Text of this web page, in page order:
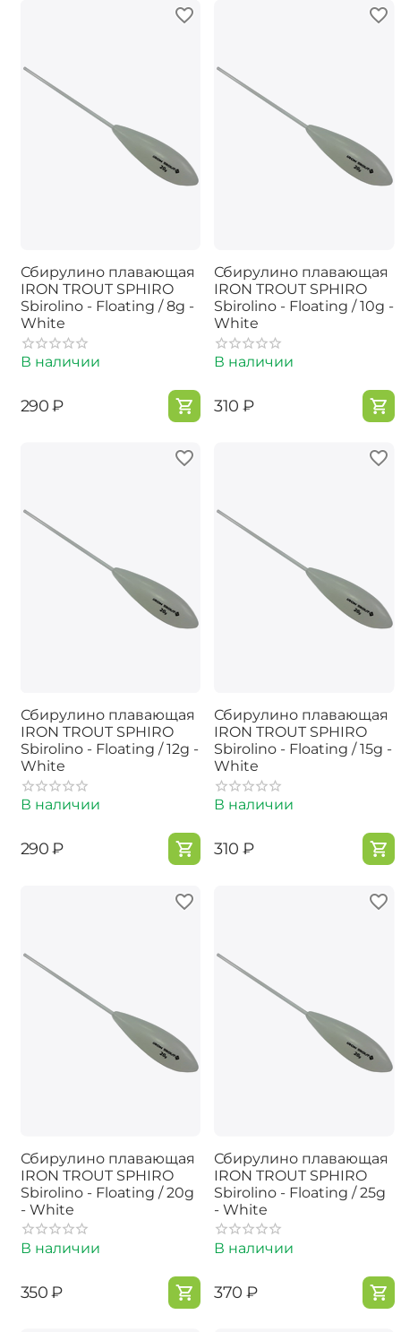
Сбирулино плавающая
IRON TROUT SPHIRO
Sbirolino - Floating / 8g -
White
В наличии
‍290‍ ₽
Сбирулино плавающая
IRON TROUT SPHIRO
Sbirolino - Floating / 10g -
White
В наличии
‍310‍ ₽
Сбирулино плавающая
IRON TROUT SPHIRO
Sbirolino - Floating / 12g -
White
В наличии
‍290‍ ₽
Сбирулино плавающая
IRON TROUT SPHIRO
Sbirolino - Floating / 15g -
White
В наличии
‍310‍ ₽
Сбирулино плавающая
IRON TROUT SPHIRO
Sbirolino - Floating / 20g
- White
В наличии
‍350‍ ₽
Сбирулино плавающая
IRON TROUT SPHIRO
Sbirolino - Floating / 25g
- White
В наличии
‍370‍ ₽